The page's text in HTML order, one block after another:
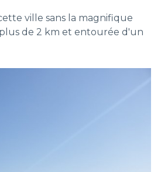
ville sans la magnifique
de 2 km et entourée d'un